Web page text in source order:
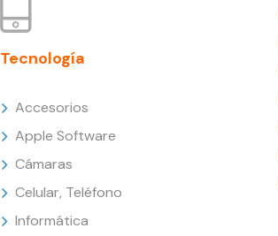
Tecnología
Accesorios
Apple Software
Cámaras
Celular, Teléfono
Informática